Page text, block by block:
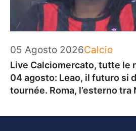
05 Agosto 2026Categorie
Calcio
Live Calciomercato, tutte le
04 agosto: Leao, il futuro si
tournée. Roma, l’esterno tra